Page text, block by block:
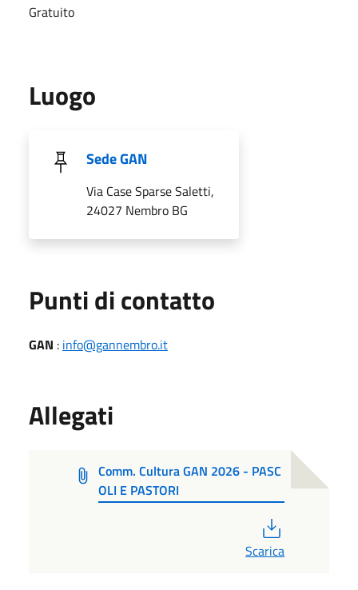
Gratuito
Luogo
Sede GAN
Via Case Sparse Saletti,
24027 Nembro BG
Punti di contatto
GAN : info@gannembro.it
Allegati
Comm. Cultura GAN 2026 - PASC
OLI E PASTORI
Scarica